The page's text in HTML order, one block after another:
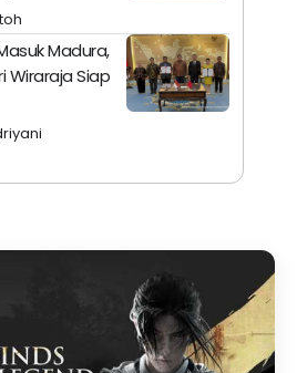
Madura,
Wiraraja Siap